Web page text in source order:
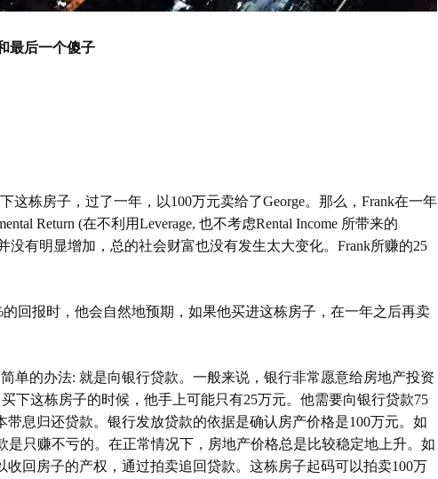
最后一个傻子
这栋房子，过了一年，以100万元卖给了George。那么， Frank在一年
Return (在不利用Leverage, 也不考虑Rental Income 所带来的
没有明显增加，总的社会财富也没有发生太大变化。 Frank所赚的25
的回报时，他会自然地预期，如果他买进这栋房子，在一年之后再卖
单的办法: 就是向银行贷款。一般来说，银行非常愿意给房地产投资
下这栋房子的时候，他手上可能只有25万元。他需要向银行贷款75
带息归还贷款。银行发放贷款的依据是确认房产价格是100万元。如
只赚不亏的。在正常情况下，房地产价格总是比较稳定地上升。如
回房子的产权，通过拍卖追回贷款。这栋房子起码可以拍卖100万